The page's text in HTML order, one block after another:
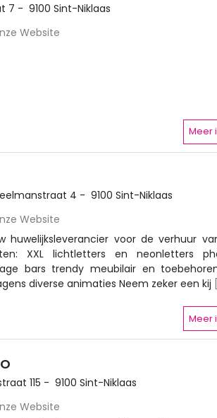
7 - 9100 Sint-Niklaas
Website
Meer
4 - 9100 Sint-Niklaas
Website
huwelijksleverancier voor de verhuur
XXL lichtletters en neonletters
bars trendy meubilair en
diverse animaties Neem zeker een kij
Meer
115 - 9100 Sint-Niklaas
Website